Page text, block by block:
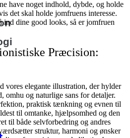
have noget indhold, dybde, og holde
det skal holde jomfruens interesse.
ind dine good looks, så er jomfruen
Præcision:
vores elegante illustration, der hylder
omhu og naturlige sans for detaljer.
praktisk tænkning og evnen til
til omtanke, hjælpsomhed og den
til både selvforbedring og andres
struktur, harmoni og ønsker